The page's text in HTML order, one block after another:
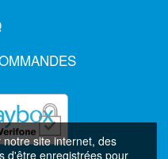
site internet, des
d'être enregistrées pour